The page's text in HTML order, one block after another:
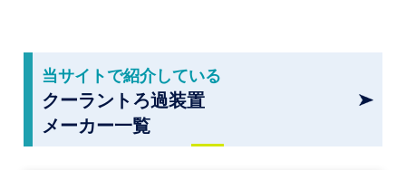
当サイトで紹介している
クーラントろ過装置
メーカー一覧